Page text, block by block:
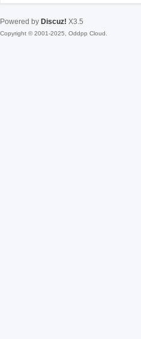
Powered by Discuz! X3.5
Copyright © 2001-2025, Oddpp Cloud.